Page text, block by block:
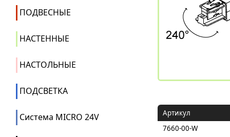
ПОДВЕСНЫЕ
НАСТЕННЫЕ
НАСТОЛЬНЫЕ
ПОДСВЕТКА
Система MICRO 24V
Артикул
7660-00-W